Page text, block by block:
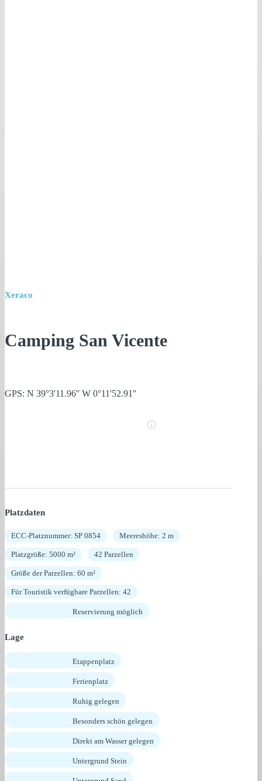
Xeraco
Camping San Vicente
GPS: N 39°3'11.96'' W 0°11'52.91''
Platzdaten
ECC-Platznummer: SP 0854 Meereshöhe: 2 m
Platzgröße: 5000 m² 42 Parzellen
Größe der Parzellen: 60 m²
Für Touristik verfügbare Parzellen: 42
Reservierung möglich
Lage
Etappenplatz
Ferienplatz
Ruhig gelegen
Besonders schön gelegen
Direkt am Wasser gelegen
Untergrund Stein